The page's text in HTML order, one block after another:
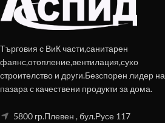
Търговия с ВиК части,санитарен
фаянс,отопление,вентилация,сухо
строителство и други.Безспорен лидер на
пазара с качествени продукти за дома.
5800 гр.Плевен , бул.Русе 117